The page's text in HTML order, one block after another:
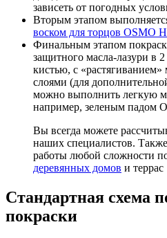
зависеть от погодных
Вторым этапом
воском для торцов OSMO
Финальным этапом
защитного масла-лазури в
кистью, с
слоями (для
можно выполнить легкую
например, зеленым падом
Вы всегда можете
наших специалистов.
работы любой сложности
деревянных домов и террас
Стандартная схема
покраски